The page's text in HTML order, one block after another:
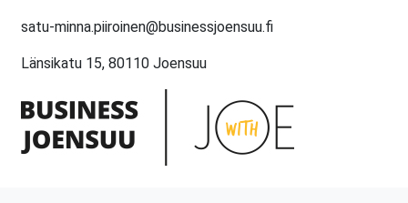
satu-minna.piiroinen@businessjoensuu.fi
Länsikatu 15, 80110 Joensuu